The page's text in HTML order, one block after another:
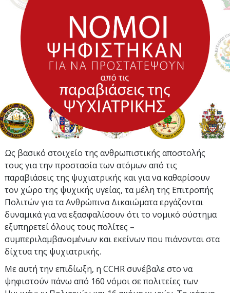
Ως βασικό στοιχείο της ανθρωπιστικής αποστολής
τους για την προστασία των ατόμων από τις
παραβιάσεις της ψυχιατρικής και για να καθαρίσουν
τον χώρο της ψυχικής υγείας, τα μέλη της Επιτροπής
Πολιτών για τα Ανθρώπινα Δικαιώματα εργάζονται
δυναμικά για να εξασφαλίσουν ότι το νομικό σύστημα
εξυπηρετεί όλους τους πολίτες –
συμπεριλαμβανομένων και εκείνων που πιάνονται στα
δίχτυα της ψυχιατρικής.
Με αυτή την επιδίωξη, η CCHR συνέβαλε στο να
ψηφιστούν πάνω από 160 νόμοι σε πολιτείες των